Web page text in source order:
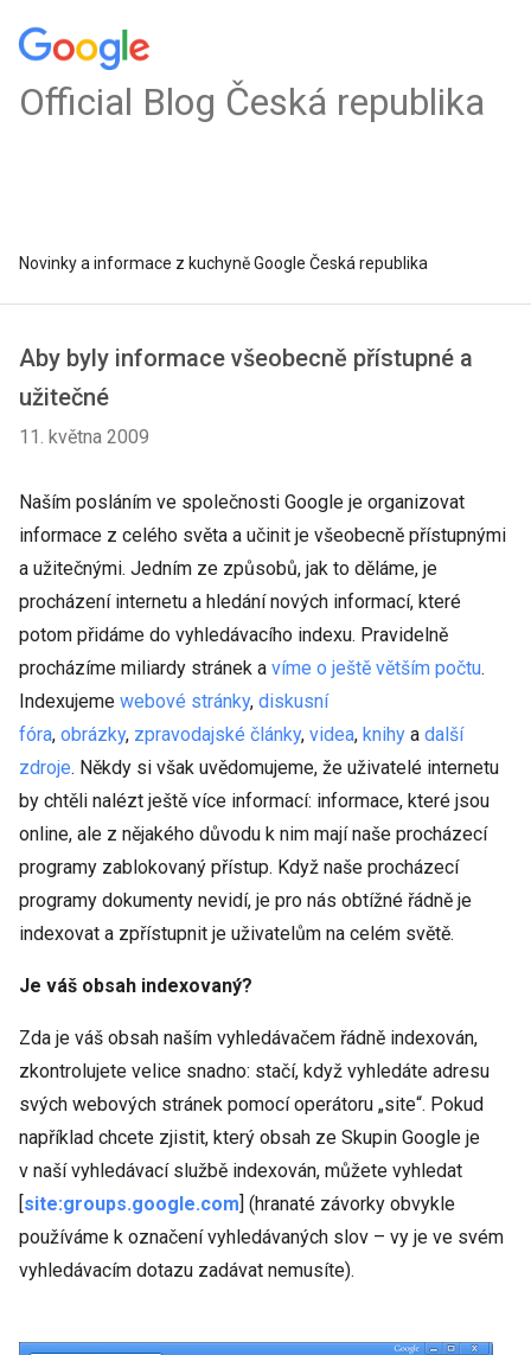
Official Blog Česká republika
Novinky a informace z kuchyně Google Česká republika
Aby byly informace všeobecně přístupné a
užitečné
11. května 2009
Naším posláním ve společnosti Google je organizovat
informace z celého světa a učinit je všeobecně přístupnými
a užitečnými. Jedním ze způsobů, jak to děláme, je
procházení internetu a hledání nových informací, které
potom přidáme do vyhledávacího indexu. Pravidelně
procházíme miliardy stránek a víme o ještě větším počtu.
Indexujeme webové stránky, diskusní
fóra, obrázky, zpravodajské články, videa, knihy a další
zdroje. Někdy si však uvědomujeme, že uživatelé internetu
by chtěli nalézt ještě více informací: informace, které jsou
online, ale z nějakého důvodu k nim mají naše procházecí
programy zablokovaný přístup. Když naše procházecí
programy dokumenty nevidí, je pro nás obtížné řádně je
indexovat a zpřístupnit je uživatelům na celém světě.
Je váš obsah indexovaný?
Zda je váš obsah naším vyhledávačem řádně indexován,
zkontrolujete velice snadno: stačí, když vyhledáte adresu
svých webových stránek pomocí operátoru „site“. Pokud
například chcete zjistit, který obsah ze Skupin Google je
v naší vyhledávací službě indexován, můžete vyhledat
[site:groups.google.com] (hranaté závorky obvykle
používáme k označení vyhledávaných slov – vy je ve svém
vyhledávacím dotazu zadávat nemusíte).